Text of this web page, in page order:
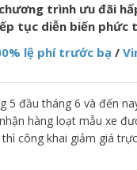
trình ưu đãi
tục diễn biến phức
lệ phí trước bạ /
đầu tháng 6 và đến
hàng loạt mẫu xe
công khai giảm giá